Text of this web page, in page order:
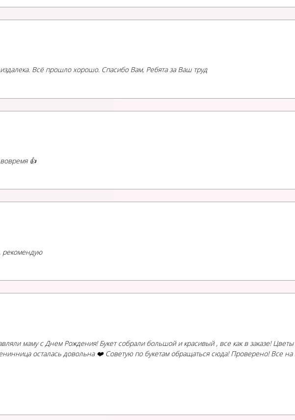
Всё прошло хорошо. Спасибо Вам, Ребята за Ваш труд
👍
рекомендую
маму с Днем Рождения! Букет собрали большой и красивый , все как в заказе!
осталась довольна ❤️ Советую по букетам обращаться сюда! Проверено! Все